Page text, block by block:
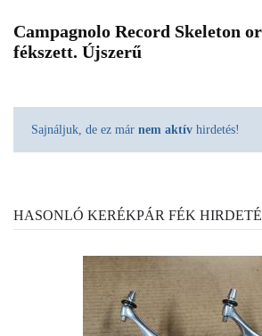
Campagnolo Record Skeleton
fékszett. Újszerű
Sajnáljuk, de ez már nem aktív hirdetés!
HASONLÓ KERÉKPÁR FÉK